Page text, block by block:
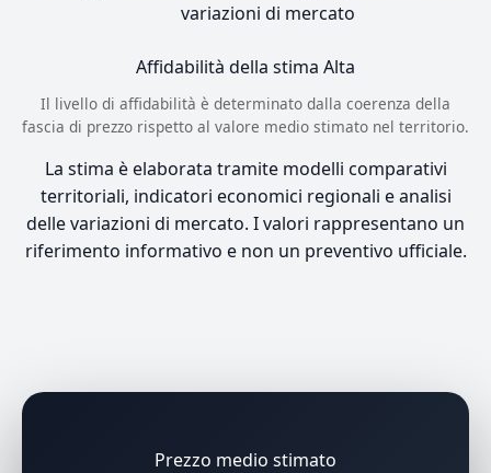
variazioni di mercato
Affidabilità della stima Alta
Il livello di affidabilità è determinato dalla coerenza della
fascia di prezzo rispetto al valore medio stimato nel territorio.
La stima è elaborata tramite modelli comparativi
territoriali, indicatori economici regionali e analisi
delle variazioni di mercato. I valori rappresentano un
riferimento informativo e non un preventivo ufficiale.
Prezzo medio stimato